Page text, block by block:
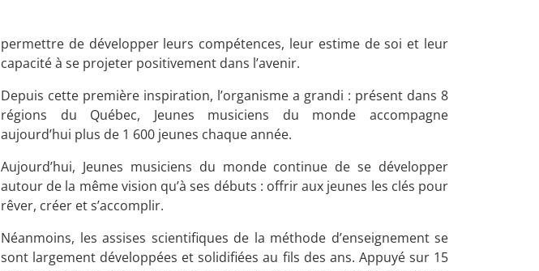
permettre de développer leurs compétences, leur estime de soi et leur
capacité à se projeter positivement dans l’avenir.
Depuis cette première inspiration, l’organisme a grandi : présent dans 8
régions du Québec, Jeunes musiciens du monde accompagne
aujourd’hui plus de 1 600 jeunes chaque année.
Aujourd’hui, Jeunes musiciens du monde continue de se développer
autour de la même vision qu’à ses débuts : offrir aux jeunes les clés pour
rêver, créer et s’accomplir.
Néanmoins, les assises scientifiques de la méthode d’enseignement se
sont largement développées et solidifiées au fils des ans. Appuyé sur 15